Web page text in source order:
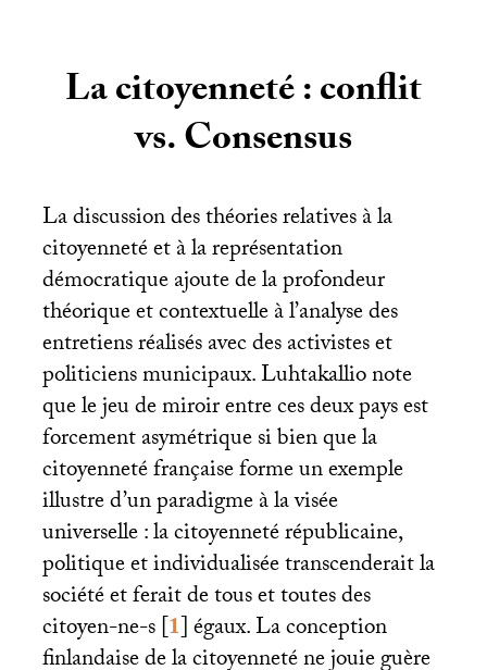
La citoyenneté : conflit
vs. Consensus
La discussion des théories relatives à la
citoyenneté et à la représentation
démocratique ajoute de la profondeur
théorique et contextuelle à l’analyse des
entretiens réalisés avec des activistes et
politiciens municipaux. Luhtakallio note
que le jeu de miroir entre ces deux pays est
forcement asymétrique si bien que la
citoyenneté française forme un exemple
illustre d’un paradigme à la visée
universelle : la citoyenneté républicaine,
politique et individualisée transcenderait la
société et ferait de tous et toutes des
citoyen-ne-s[1]égaux. La conception
finlandaise de la citoyenneté ne jouie guère